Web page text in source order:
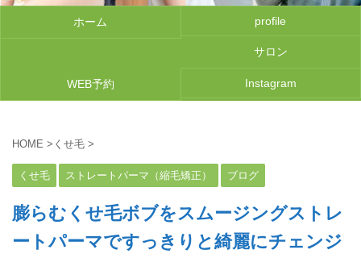
ホーム profile
サロン
WEB予約 Instagram
HOME > くせ毛 >
くせ毛 ストレートパーマ（縮毛矯正） ブログ
膨らむくせ毛ボブをスムージングストレ
ートパーマですっきりと綺麗にチェンジ